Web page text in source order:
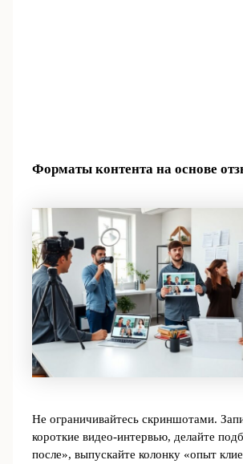
Форматы контента на основе
Не ограничивайтесь скриншотами.
короткие видео-интервью, делайте
после», выпускайте колонку «опыт